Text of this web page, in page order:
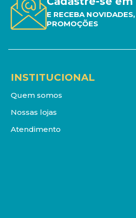
E RECEBA
PROMOÇÕES
INSTITUCIONAL
Quem somos
Nossas lojas
Atendimento